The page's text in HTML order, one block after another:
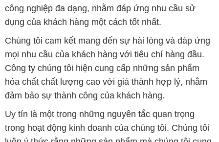
Công ty chúng tôi hiện cung cấp những sản phẩm
hóa chất chất lượng cao với giá thành hợp lý, nhằm
đảm bảo sự thành công của khách hàng.
Uy tín là một trong những nguyên tắc quan trọng
trong hoạt động kinh doanh của chúng tôi. Chúng tôi
luôn ý thức rằng những sản phẩm mà chúng tôi cung
cấp cần phải đáp ứng tiêu chuẩn chất lượng cao, làm
hài lòng đối tác. Đồng thời, chúng tôi cố gắng duy trì
mức giá hợp lý, tạo điều kiện phát triển và sự tồn tại
bền vững trên con đường dài phía trước.